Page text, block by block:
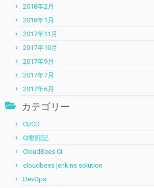
2018年2月
2018年1月
2017年11月
2017年10月
2017年9月
2017年7月
2017年6月
カテゴリー
CI/CD
CI奮闘記
CloudBees CI
cloudbees jenkins solution
DevOps